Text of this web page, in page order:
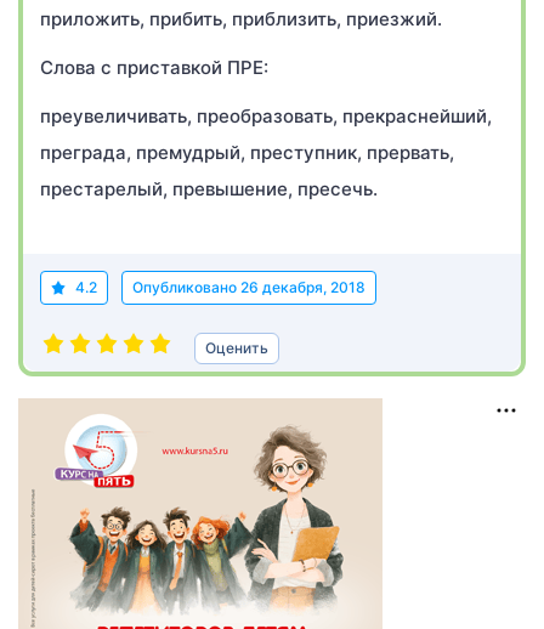
приложить, прибить, приблизить, приезжий.
Слова с приставкой ПРЕ:
преувеличивать, преобразовать, прекраснейший,
преграда, премудрый, преступник, прервать,
престарелый, превышение, пресечь.
4.2 Опубликовано 26 декабря, 2018
Оценить